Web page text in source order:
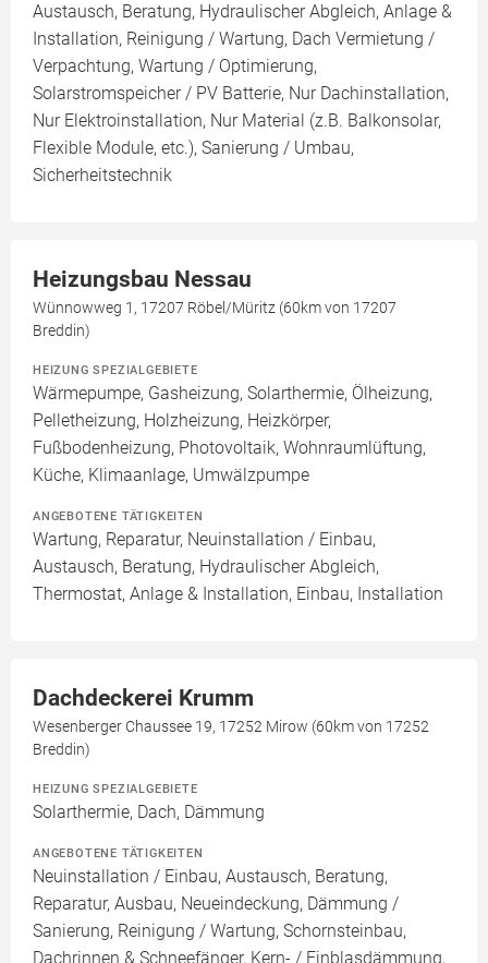
Austausch, Beratung, Hydraulischer Abgleich, Anlage &
Installation, Reinigung / Wartung, Dach Vermietung /
Verpachtung, Wartung / Optimierung,
Solarstromspeicher / PV Batterie, Nur Dachinstallation,
Nur Elektroinstallation, Nur Material (z.B. Balkonsolar,
Flexible Module, etc.), Sanierung / Umbau,
Sicherheitstechnik
Heizungsbau Nessau
Wünnowweg 1, 17207 Röbel/Müritz (60km von 17207
Breddin)
HEIZUNG SPEZIALGEBIETE
Wärmepumpe, Gasheizung, Solarthermie, Ölheizung,
Pelletheizung, Holzheizung, Heizkörper,
Fußbodenheizung, Photovoltaik, Wohnraumlüftung,
Küche, Klimaanlage, Umwälzpumpe
ANGEBOTENE TÄTIGKEITEN
Wartung, Reparatur, Neuinstallation / Einbau,
Austausch, Beratung, Hydraulischer Abgleich,
Thermostat, Anlage & Installation, Einbau, Installation
Dachdeckerei Krumm
Wesenberger Chaussee 19, 17252 Mirow (60km von 17252
Breddin)
HEIZUNG SPEZIALGEBIETE
Solarthermie, Dach, Dämmung
ANGEBOTENE TÄTIGKEITEN
Neuinstallation / Einbau, Austausch, Beratung,
Reparatur, Ausbau, Neueindeckung, Dämmung /
Sanierung, Reinigung / Wartung, Schornsteinbau,
Dachrinnen & Schneefänger, Kern- / Einblasdämmung,